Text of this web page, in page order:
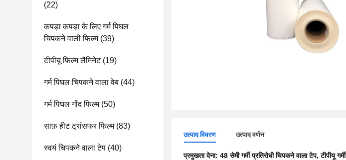
(22)
कपड़ा कपड़ा के लिए गर्म पिघल
चिपकने वाली फिल्म(39)
टीपीयू फिल्म लैमिनेट(19)
गर्म पिघल चिपकने वाला वेब (44)
गर्म पिघल गोंद फिल्म(50)
साफ़ हीट ट्रांसफर फिल्म(83)
स्वयं चिपकने वाला टेप (40)
उत्पाद विवरण उत्पाद वर्णन
प्रमुखता देना: 48 सेमी गर्मी प्रतिरोधी चिपकने वाला टेप,टीपीयू